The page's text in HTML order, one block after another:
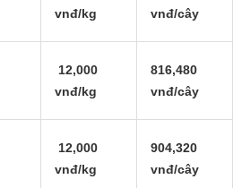
vnđ/kg
vnđ/cây
12,000
vnđ/kg
816,480
vnđ/cây
12,000
vnđ/kg
904,320
vnđ/cây